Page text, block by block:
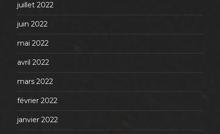
juillet 2022
juin 2022
mai 2022
avril 2022
mars 2022
février 2022
janvier 2022